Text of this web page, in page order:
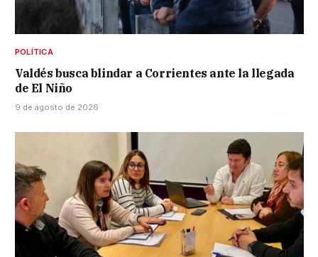
POLÍTICA
Valdés busca blindar a Corrientes ante la llegada
de El Niño
9 de agosto de 2026